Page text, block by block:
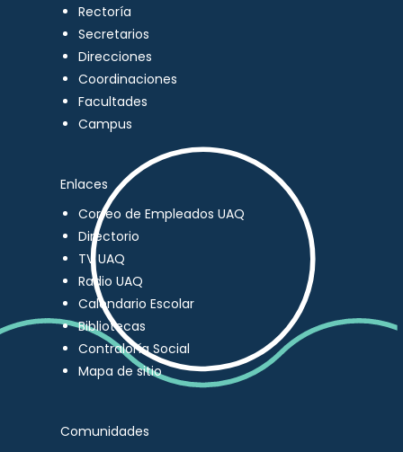
Rectoría
Secretarios
Direcciones
Coordinaciones
Facultades
Campus
Enlaces
Correo de Empleados UAQ
Directorio
TV UAQ
Radio UAQ
Calendario Escolar
Bibliotecas
Contraloría Social
Mapa de sitio
Comunidades